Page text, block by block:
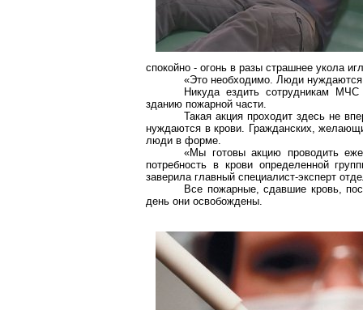
спокойно - огонь в разы страшнее укола
«Это необходимо. Люди
Никуда ездить сотрудникам
зданию пожарной части.
Такая акция проходит здесь не
нуждаются в крови. Гражданских,
люди в форме.
«Мы готовы акцию проводить
потребность в крови определенной
заверила главный специалист-эксперт
Все пожарные, сдавшие кровь,
день они освобождены.